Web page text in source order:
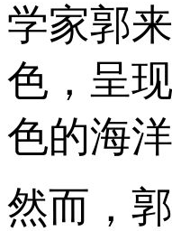
学家郭
色，呈
色的海
然而，